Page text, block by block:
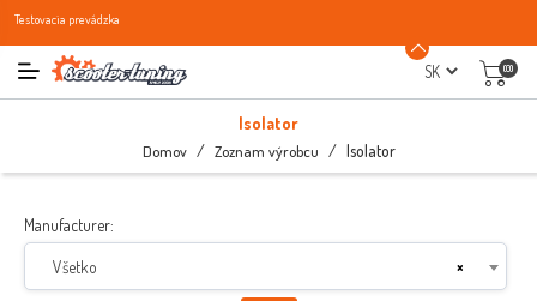
Testovacia prevádzka
(0)
Isolator
Domov / Zoznam výrobcu / Isolator
Manufacturer:
×
Všetko